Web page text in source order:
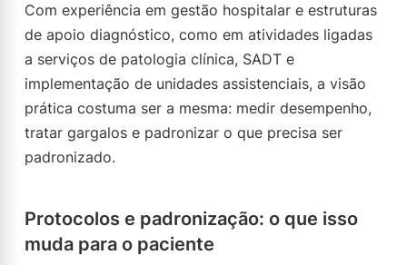
Com experiência em gestão hospitalar e estruturas
de apoio diagnóstico, como em atividades ligadas
a serviços de patologia clínica, SADT e
implementação de unidades assistenciais, a visão
prática costuma ser a mesma: medir desempenho,
tratar gargalos e padronizar o que precisa ser
padronizado.
Protocolos e padronização: o que isso
muda para o paciente